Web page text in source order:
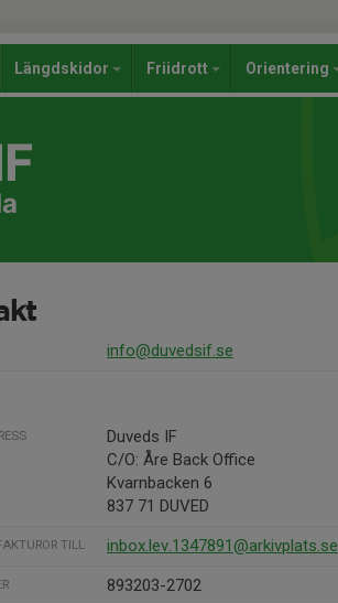
Längdskidor Friidrott Orientering
info@duvedsif.se
Duveds IF
C/O: Åre Back Office
Kvarnbacken 6
837 71 DUVED
TILL inbox.lev.1347891@arkivplats.se
893203-2702